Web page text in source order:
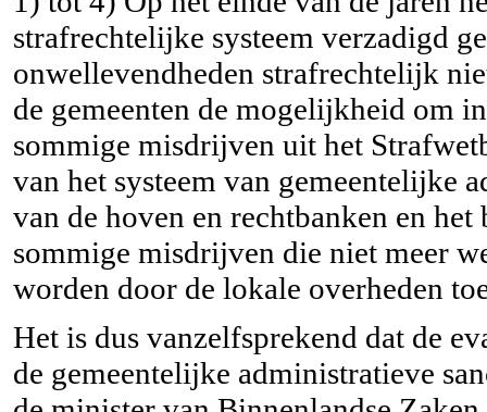
strafrechtelijke systeem verzadigd
onwellevendheden strafrechtelijk
de gemeenten de mogelijkheid om
sommige misdrijven uit het
van het systeem van gemeentelijke
van de hoven en rechtbanken en
sommige misdrijven die niet meer
worden door de lokale overheden
Het is dus vanzelfsprekend dat de
de gemeentelijke administratieve